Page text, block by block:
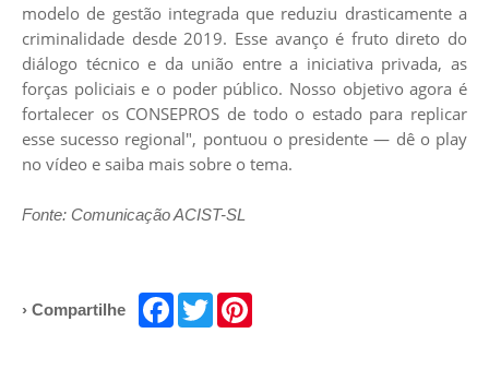
modelo de gestão integrada que reduziu drasticamente a
criminalidade desde 2019. Esse avanço é fruto direto do
diálogo técnico e da união entre a iniciativa privada, as
forças policiais e o poder público. Nosso objetivo agora é
fortalecer os CONSEPROS de todo o estado para replicar
esse sucesso regional", pontuou o presidente — dê o play
no vídeo e saiba mais sobre o tema.
Fonte: Comunicação ACIST-SL
› Compartilhe Facebook
Twitter